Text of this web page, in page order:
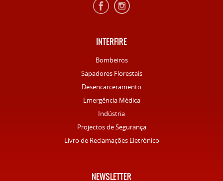
INTERFIRE
Bombeiros
Sapadores Florestais
Desencarceramento
Emergência Médica
Indústria
Projectos de Segurança
Livro de Reclamações Eletrónico
NEWSLETTER